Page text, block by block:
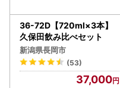
36-72D【720ml×3本】
久保田飲み比べセット
新潟県長岡市
(53)
37,000